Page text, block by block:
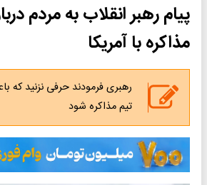
پیام رهبر انقلاب به مردم
مذاکره با آمریکا
رهبری فرمودند حرفی نزنید
تیم مذاکره شود